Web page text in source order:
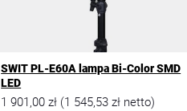
SWIT PL-E60A lampa Bi-Color SMD
LED
1 901,00zł (1 545,53zł netto)